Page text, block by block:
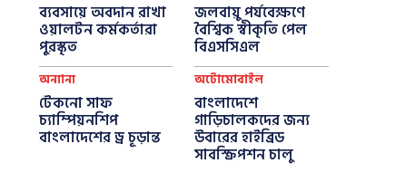
ব্যবসায়ে অবদান রাখা
ওয়ালটন কর্মকর্তারা
পুরস্কৃত
জলবায়ু পর্যবেক্ষণে
বৈশ্বিক স্বীকৃতি পেল
বিএসসিএল
অন্যান্য
টেকনো সাফ
চ্যাম্পিয়নশিপ
বাংলাদেশের ড্র চূড়ান্ত
অটোমোবাইল
বাংলাদেশে
গাড়িচালকদের জন্য
উবারের হাইব্রিড
সাবস্ক্রিপশন চালু